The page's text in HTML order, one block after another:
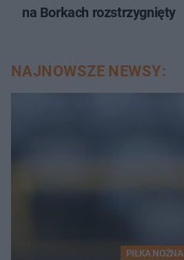
na Borkach rozstrzygnięty
NAJNOWSZE NEWSY:
PIŁKA NOŻNA